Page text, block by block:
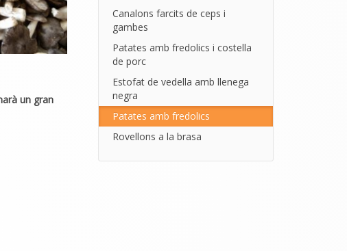
un gran
Canalons farcits de ceps i
gambes
Patates amb fredolics i costella
de porc
Estofat de vedella amb llenega
negra
Patates amb fredolics
Rovellons a la brasa